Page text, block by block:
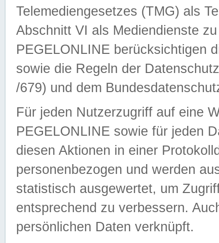
Telemediengesetzes (TMG) als
Abschnitt VI als Mediendienste
PEGELONLINE berücksichtigen
sowie die Regeln der
/679) und dem
Für jeden Nutzerzugriff auf eine
PEGELONLINE sowie für jeden
diesen Aktionen in einer
personenbezogen und werden
statistisch ausgewertet, um
entsprechend zu verbessern.
persönlichen Daten verknüpft.